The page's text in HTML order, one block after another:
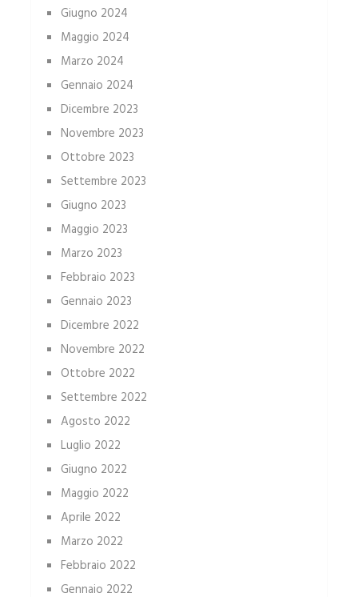
Giugno 2024
Maggio 2024
Marzo 2024
Gennaio 2024
Dicembre 2023
Novembre 2023
Ottobre 2023
Settembre 2023
Giugno 2023
Maggio 2023
Marzo 2023
Febbraio 2023
Gennaio 2023
Dicembre 2022
Novembre 2022
Ottobre 2022
Settembre 2022
Agosto 2022
Luglio 2022
Giugno 2022
Maggio 2022
Aprile 2022
Marzo 2022
Febbraio 2022
Gennaio 2022